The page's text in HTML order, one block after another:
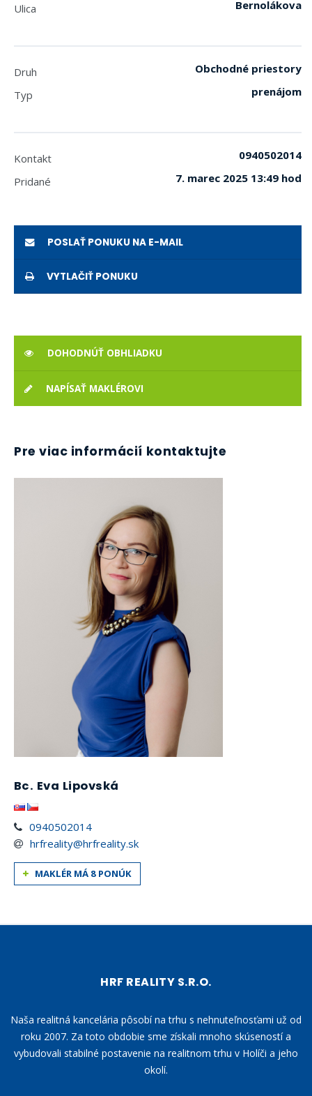
Ulica Bernolákova
Druh
Obchodné priestory
Typ
prenájom
Kontakt
0940502014
Pridané
7. marec 2025 13:49 hod
POSLAŤ PONUKU NA E-MAIL
VYTLAČIŤ PONUKU
DOHODNÚŤ OBHLIADKU
NAPÍSAŤ MAKLÉROVI
Pre viac informácií kontaktujte
Bc. Eva Lipovská
0940502014
hrfreality@hrfreality.sk
MAKLÉR MÁ 8 PONÚK
HRF REALITY S.R.O.
Naša realitná kancelária pôsobí na trhu s nehnuteľnosťami už od
roku 2007. Za toto obdobie sme získali mnoho skúseností a
vybudovali stabilné postavenie na realitnom trhu v Holíči a jeho
okolí.